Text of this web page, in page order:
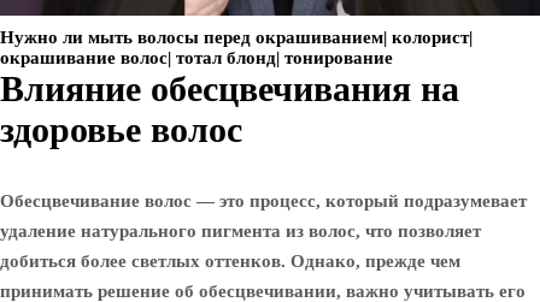
Нужно ли мыть волосы перед окрашиванием| колорист|
окрашивание волос| тотал блонд| тонирование
Влияние обесцвечивания на
здоровье волос
Обесцвечивание волос — это процесс, который подразумевает
удаление натурального пигмента из волос, что позволяет
добиться более светлых оттенков. Однако, прежде чем
принимать решение об обесцвечивании, важно учитывать его